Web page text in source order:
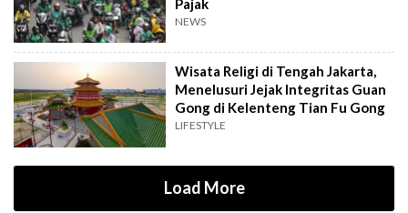
NEWS
Wisata Religi di Tengah Jakarta,
Menelusuri Jejak Integritas Guan
Gong di Kelenteng Tian Fu Gong
LIFESTYLE
Load More